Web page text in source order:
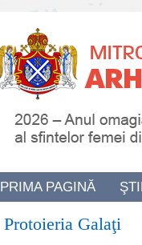
PRIMA PAGINĂ
Protoieria Galaţi